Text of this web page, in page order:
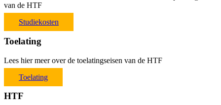
van de HTF
Studiekosten
Toelating
Lees hier meer over de toelatingseisen van de HTF
Toelating
HTF